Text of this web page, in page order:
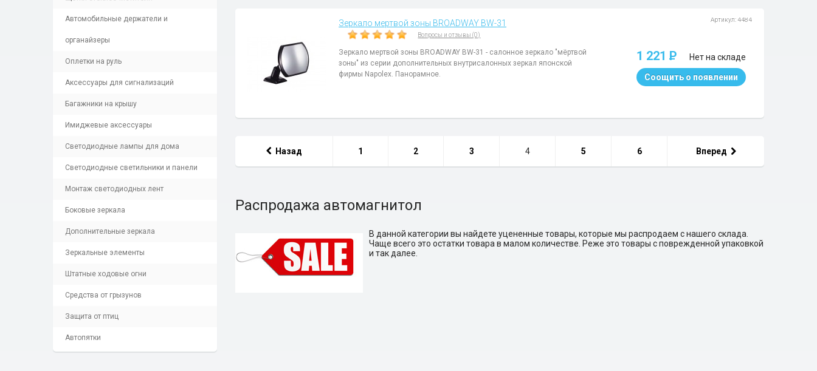
Автомобильные держатели и
органайзеры
Оплетки на руль
Аксессуары для сигнализаций
Багажники на крышу
Имиджевые аксессуары
Светодиодные лампы для дома
Светодиодные светильники и панели
Монтаж светодиодных лент
Боковые зеркала
Дополнительные зеркала
Зеркальные элементы
Штатные ходовые огни
Средства от грызунов
Защита от птиц
Автопятки
Артикул: 4484
Зеркало мертвой зоны BROADWAY BW-31
Вопросы и отзывы (0)
1 221 P Нет на складе
Соощить о появлении
Зеркало мертвой зоны BROADWAY BW-31 - салонное зеркало "мёртвой
зоны" из серии дополнительных внутрисалонных зеркал японской
фирмы Napolex. Панорамное.
Назад 1 2 3 4 5 6 Вперед
Распродажа автомагнитол
В данной категории вы найдете уцененные товары, которые мы распродаем с нашего склада.
Чаще всего это остатки товара в малом количестве. Реже это товары с поврежденной упаковкой
и так далее.